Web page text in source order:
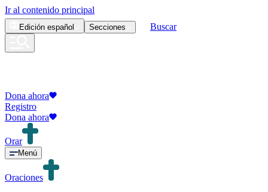
Ir al contenido principal
Edición español Secciones Buscar
Dona ahora
Registro
Dona ahora
Orar
Menú
Oraciones